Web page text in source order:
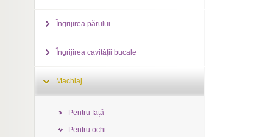
Îngrijirea părului
Îngrijirea cavității bucale
Machiaj
Pentru față
Pentru ochi